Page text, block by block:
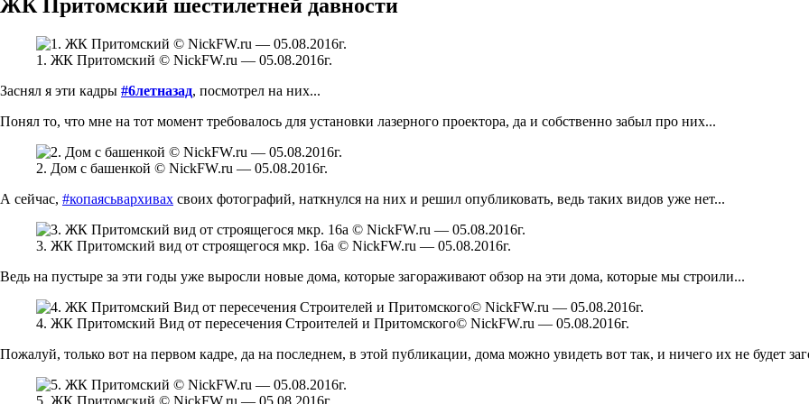
ЖК Притомский шестилетней давности
1. ЖК Притомский © NickFW.ru — 05.08.2016г.
Заснял я эти кадры #6летназад, посмотрел на них...
Понял то, что мне на тот момент требовалось для установки лазерного проектора, да и собственно забыл про них...
2. Дом с башенкой © NickFW.ru — 05.08.2016г.
А сейчас, #копаясьвархивах своих фотографий, наткнулся на них и решил опубликовать, ведь таких видов уже нет...
3. ЖК Притомский вид от строящегося мкр. 16а © NickFW.ru — 05.08.2016г.
Ведь на пустыре за эти годы уже выросли новые дома, которые загораживают обзор на эти дома, которые мы строили...
4. ЖК Притомский Вид от пересечения Строителей и Притомского© NickFW.ru — 05.08.2016г.
Пожалуй, только вот на первом кадре, да на последнем, в этой публикации, дома можно увидеть вот так, и ничего их не будет
5. ЖК Притомский © NickFW.ru — 05.08.2016г.